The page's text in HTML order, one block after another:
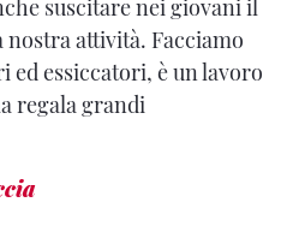
suscitare nei giovani il
attività. Facciamo
essiccatori, è un lavoro
regala grandi